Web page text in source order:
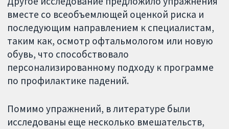
вместе со всеобъемлющей оценкой риска и
последующим направлением к специалистам,
таким как, осмотр офтальмологом или новую
обувь, что способствовало
персонализированному подходу к программе
по профилактике падений.
Помимо упражнений, в литературе были
исследованы еще несколько вмешательств,